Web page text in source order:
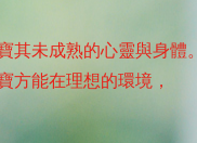
其未成熟的心靈與身體。
方能在理想的環境，